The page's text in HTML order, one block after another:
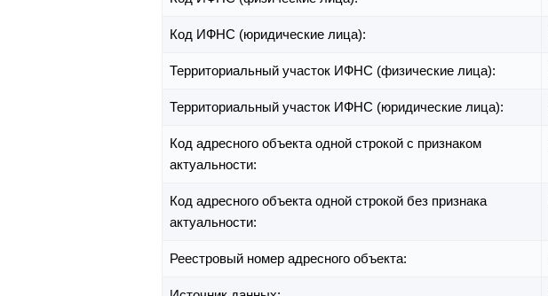
Код ИФНС (юридические лица):
Территориальный участок ИФНС (физические лица):
Территориальный участок ИФНС (юридические лица):
Код адресного объекта одной строкой с признаком
актуальности:
Код адресного объекта одной строкой без признака
актуальности:
Реестровый номер адресного объекта: